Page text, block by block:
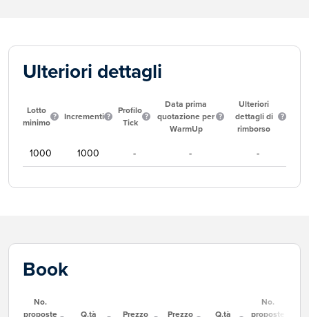
Ulteriori dettagli
Lotto
minimo
Incrementi
Profilo
Tick
Data prima
quotazione per
WarmUp
Ulteriori
dettagli di
rimborso
1000 1000 - - -
Book
No.
proposte
Q.tà
Prezzo
Prezzo
Q.tà
No.
proposte